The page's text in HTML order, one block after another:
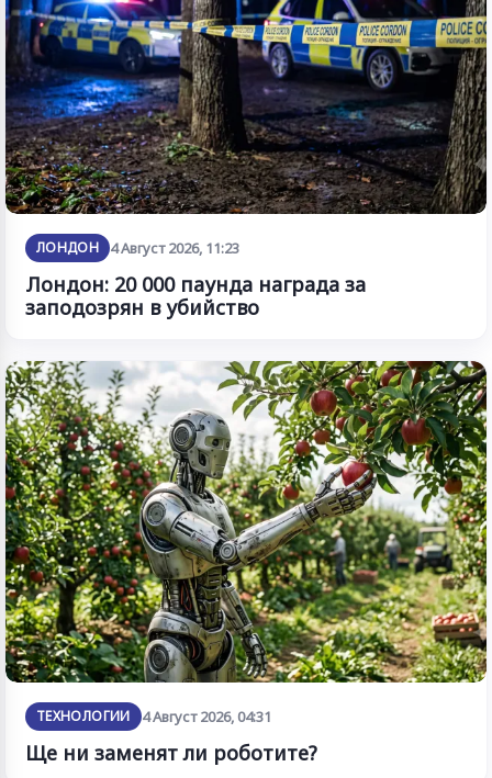
ЛОНДОН 4 Август 2026, 11:23
Лондон: 20 000 паунда награда за
заподозрян в убийство
ТЕХНОЛОГИИ 4 Август 2026, 04:31
Ще ни заменят ли роботите?